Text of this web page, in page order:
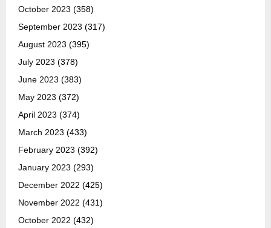
October 2023 (358)
September 2023 (317)
August 2023 (395)
July 2023 (378)
June 2023 (383)
May 2023 (372)
April 2023 (374)
March 2023 (433)
February 2023 (392)
January 2023 (293)
December 2022 (425)
November 2022 (431)
October 2022 (432)